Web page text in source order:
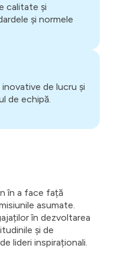
calitate și
și normele
de lucru și
de echipă.
în a face față
asumate.
în dezvoltarea
și de
lideri inspiraționali.